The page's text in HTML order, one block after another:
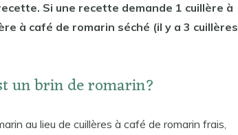
Si une recette demande 1 cuillère à
à café de romarin séché (il y a 3 cuillères
un brin de romarin?
au lieu de cuillères à café de romarin frais,